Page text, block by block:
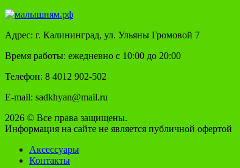
Адрес: г. Калининград, ул. Ульяны Громовой 7
Время работы: ежедневно с 10:00 до 20:00
Телефон: 8 4012 902-502
E-mail: sadkhyan@mail.ru
2026 © Все права защищены.
Информация на сайте не является публичной офертой
Аксессуары
Контакты